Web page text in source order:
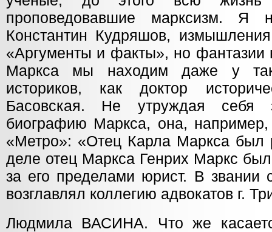
проповедовавшие марксизм. Я
Константин Кудряшов, измышления
«Аргументы и факты», но фантазии
Маркса мы находим даже у
историков, как доктор
Басовская. Не утруждая себя
биографию Маркса, она, например,
«Метро»: «Отец Карла Маркса
деле отец Маркса Генрих Маркс
за его пределами юрист. В звании
возглавлял коллегию адвокатов г.
Людмила ВАСИНА. Что же